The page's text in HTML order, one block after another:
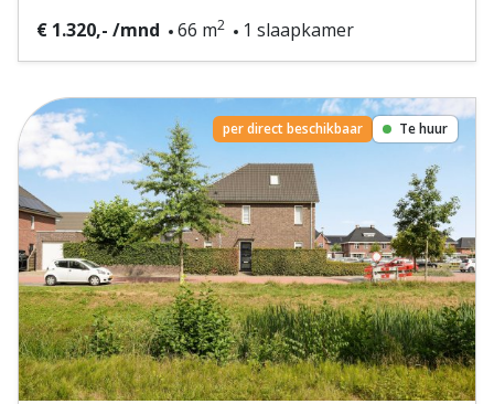
€ 1.320,- /mnd 66 m2 1 slaapkamer
per direct beschikbaar Te huur